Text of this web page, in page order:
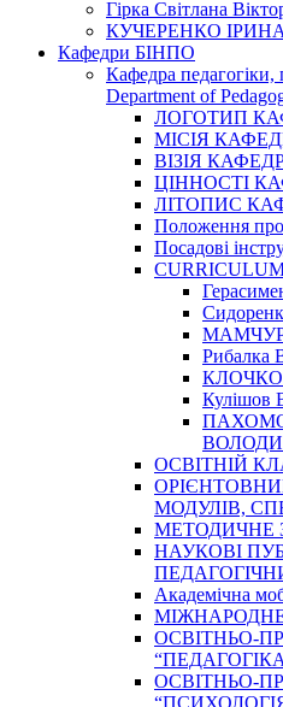
Гірка Світлана
КУЧЕРЕНКО
Кафедри БІНПО
Кафедра педагогіки,
Department of
ЛОГОТИП
МІСІЯ
ВІЗІЯ
ЦІННОСТІ
ЛІТОПИС
Положення
Посадові
МАМЧУР
Рибалка
КЛОЧКО
Кулішов
ОСВІТНІЙ
МОДУЛІВ,
МЕТОДИЧНЕ
НАУКОВІ
Академічна
ОСВІТНЬО-
ОСВІТНЬО-